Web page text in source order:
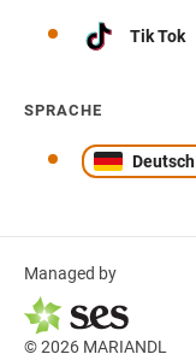
Tik Tok
SPRACHE
Deutsch
Managed by
© 2026 MARIANDL